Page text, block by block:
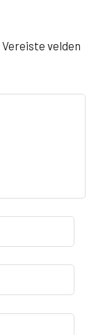
Vereiste velden